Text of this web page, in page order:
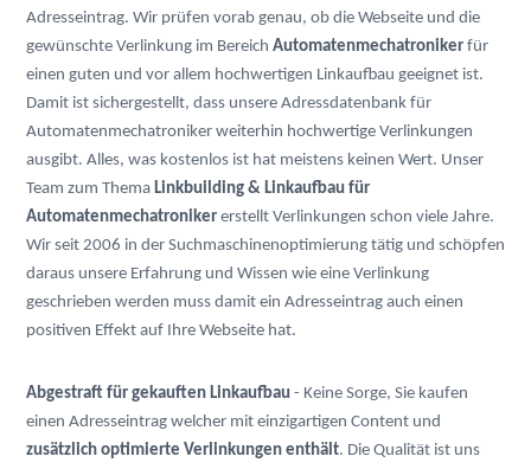
Adresseintrag. Wir prüfen vorab genau, ob die Webseite und die
gewünschte Verlinkung im Bereich Automatenmechatroniker für
einen guten und vor allem hochwertigen Linkaufbau geeignet ist.
Damit ist sichergestellt, dass unsere Adressdatenbank für
Automatenmechatroniker weiterhin hochwertige Verlinkungen
ausgibt. Alles, was kostenlos ist hat meistens keinen Wert. Unser
Team zum Thema Linkbuilding & Linkaufbau für
Automatenmechatroniker erstellt Verlinkungen schon viele Jahre.
Wir seit 2006 in der Suchmaschinenoptimierung tätig und schöpfen
daraus unsere Erfahrung und Wissen wie eine Verlinkung
geschrieben werden muss damit ein Adresseintrag auch einen
positiven Effekt auf Ihre Webseite hat.
Abgestraft für gekauften Linkaufbau - Keine Sorge, Sie kaufen
einen Adresseintrag welcher mit einzigartigen Content und
zusätzlich optimierte Verlinkungen enthält. Die Qualität ist uns